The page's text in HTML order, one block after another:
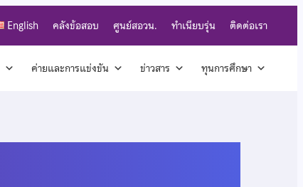
English คลังข้อสอบ ศูนย์สอวน. ทำเนียบรุ่น ติดต่อเรา
ค่ายและการแข่งขัน ข่าวสาร ทุนการศึกษา